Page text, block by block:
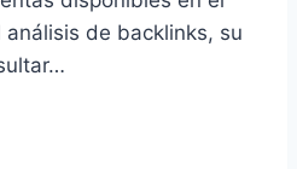
análisis de backlinks, su